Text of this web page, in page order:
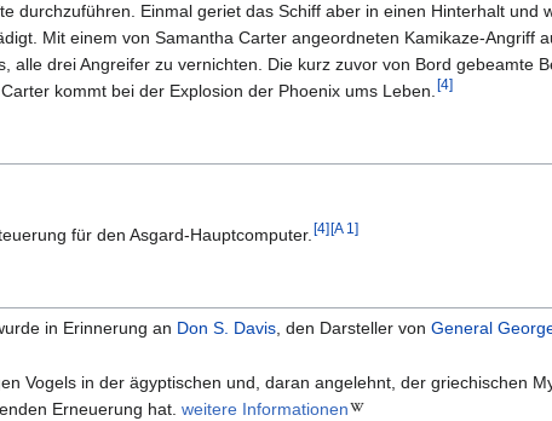
durchzuführen. Einmal geriet das Schiff aber in einen Hinterhalt und
Mit einem von Samantha Carter angeordneten Kamikaze-Angriff
alle drei Angreifer zu vernichten. Die kurz zuvor von Bord gebeamte
kommt bei der Explosion der Phoenix ums Leben. [4]
für den Asgard-Hauptcomputer. [4][A 1 ]
in Erinnerung an Don S. Davis , den Darsteller vonGeneral
Vogels in der ägyptischen und, daran angelehnt, der griechischen
Erneuerung hat.weitere Informationen